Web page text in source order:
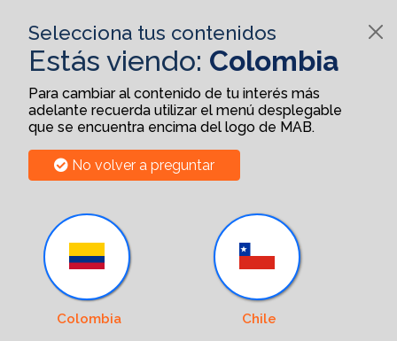
Selecciona tus contenidos
Estás viendo: Colombia
Para cambiar al contenido de tu interés más
adelante recuerda utilizar el menú desplegable
que se encuentra encima del logo de MAB.
No volver a preguntar
Colombia Chile